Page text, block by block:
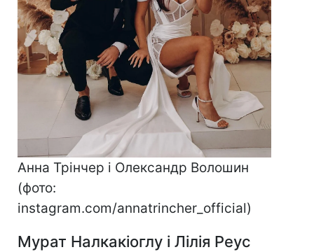
Анна Трінчер і Олександр Волошин
(фото:
instagram.com/annatrincher_official)
Мурат Налкакіоглу і Лілія Реус